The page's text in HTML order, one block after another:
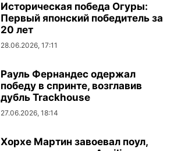
Историческая победа Огуры:
Первый японский победитель за
20 лет
28.06.2026, 17:11
Рауль Фернандес одержал
победу в спринте, возглавив
дубль Trackhouse
27.06.2026, 18:14
Хорхе Мартин завоевал поул,